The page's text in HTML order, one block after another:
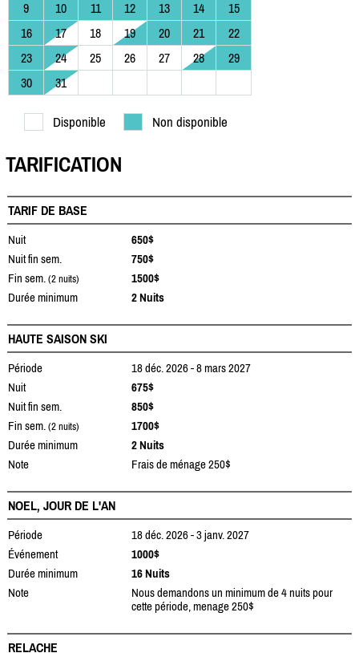
9
10 11 12 13 14
15
16
17 18 19 20 21
22
23
24 25 26 27 28
29
30
31
Disponible Non disponible
TARIFICATION
TARIF DE BASE
Nuit
650$
Nuit fin sem.
750$
Fin sem. (2 nuits)
1500$
Durée minimum
2 Nuits
HAUTE SAISON SKI
Période
18 déc. 2026 - 8 mars 2027
Nuit
675$
Nuit fin sem.
850$
Fin sem. (2 nuits)
1700$
Durée minimum
2 Nuits
Note
Frais de ménage 250$
NOEL, JOUR DE L'AN
Période
18 déc. 2026 - 3 janv. 2027
Événement
1000$
Durée minimum
16 Nuits
Note
Nous demandons un minimum de 4 nuits pour
cette période, menage 250$
RELACHE